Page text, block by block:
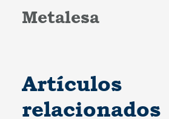
Metalesa
Artículos
relacionados